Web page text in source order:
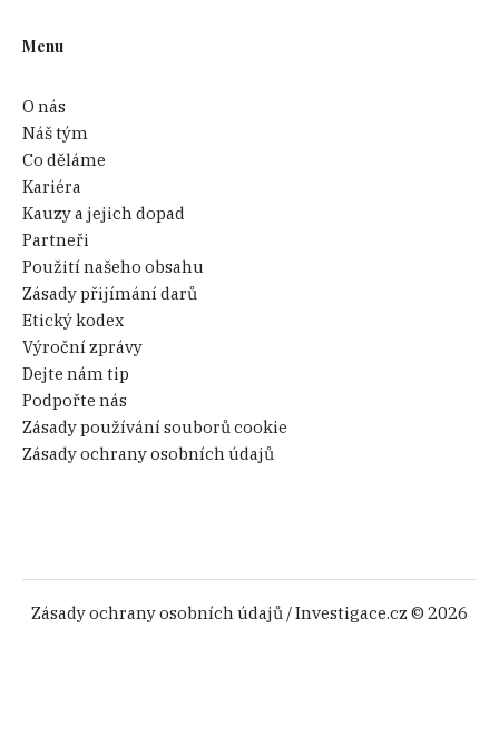
Menu
O nás
Náš tým
Co děláme
Kariéra
Kauzy a jejich dopad
Partneři
Použití našeho obsahu
Zásady přijímání darů
Etický kodex
Výroční zprávy
Dejte nám tip
Podpořte nás
Zásady používání souborů cookie
Zásady ochrany osobních údajů
Zásady ochrany osobních údajů / Investigace.cz © 2026